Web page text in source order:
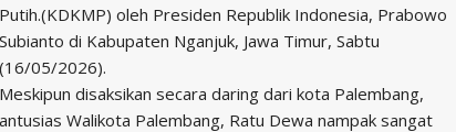
Putih.(KDKMP) oleh Presiden Republik Indonesia, Prabowo
Subianto di Kabupaten Nganjuk, Jawa Timur, Sabtu
(16/05/2026).
Meskipun disaksikan secara daring dari kota Palembang,
antusias Walikota Palembang, Ratu Dewa nampak sangat